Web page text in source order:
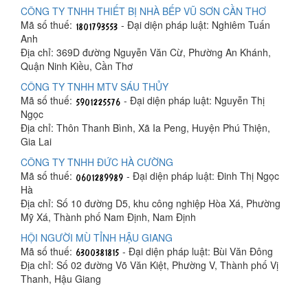
CÔNG TY TNHH THIẾT BỊ NHÀ BẾP VŨ SƠN CẦN THƠ
Mã số thuế:
- Đại diện pháp luật: Nghiêm Tuấn
Anh
Địa chỉ: 369D đường Nguyễn Văn Cừ, Phường An Khánh,
Quận Ninh Kiều, Cần Thơ
CÔNG TY TNHH MTV SÁU THỦY
Mã số thuế:
- Đại diện pháp luật: Nguyễn Thị
Ngọc
Địa chỉ: Thôn Thanh Bình, Xã Ia Peng, Huyện Phú Thiện,
Gia Lai
CÔNG TY TNHH ĐỨC HÀ CƯỜNG
Mã số thuế:
- Đại diện pháp luật: Đinh Thị Ngọc
Hà
Địa chỉ: Số 10 đường D5, khu công nghiệp Hòa Xá, Phường
Mỹ Xá, Thành phố Nam Định, Nam Định
HỘI NGƯỜI MÙ TỈNH HẬU GIANG
Mã số thuế:
- Đại diện pháp luật: Bùi Văn Đông
Địa chỉ: Số 02 đường Võ Văn Kiệt, Phường V, Thành phố Vị
Thanh, Hậu Giang